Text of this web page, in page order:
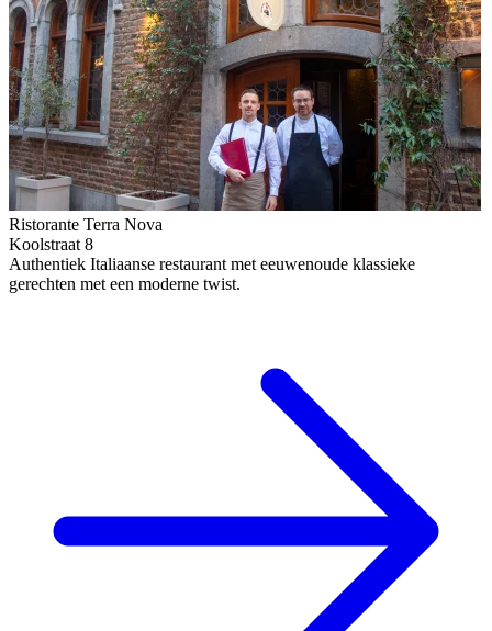
Ristorante Terra Nova
Koolstraat 8
Authentiek Italiaanse restaurant met eeuwenoude klassieke
gerechten met een moderne twist.